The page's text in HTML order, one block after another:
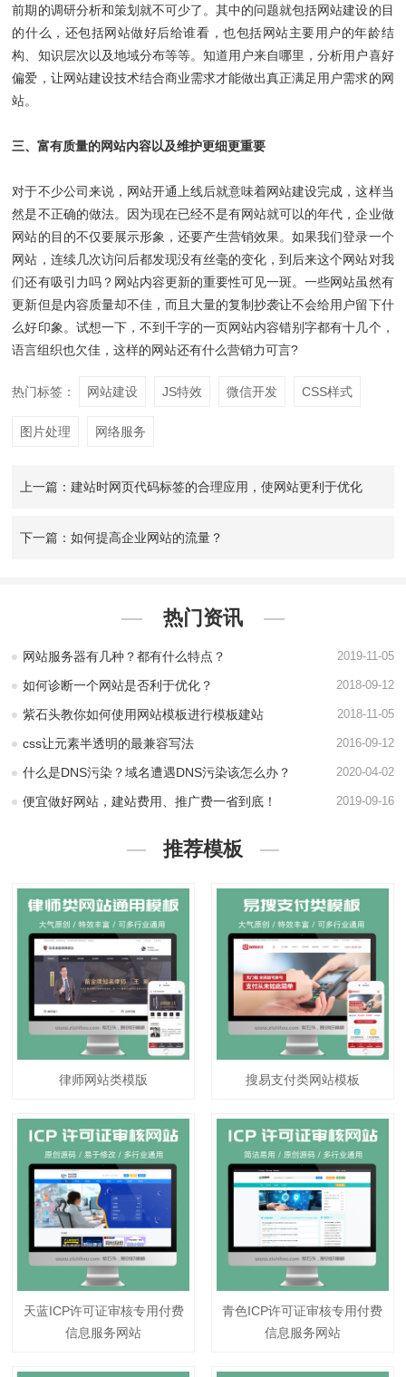
前期的调研分析和策划就不可少了。其中的问题就包括网站建设的目
的什么，还包括网站做好后给谁看，也包括网站主要用户的年龄结
构、知识层次以及地域分布等等。知道用户来自哪里，分析用户喜好
偏爱，让网站建设技术结合商业需求才能做出真正满足用户需求的网
站。
三、富有质量的网站内容以及维护更细更重要
对于不少公司来说，网站开通上线后就意味着网站建设完成，这样当
然是不正确的做法。因为现在已经不是有网站就可以的年代，企业做
网站的目的不仅要展示形象，还要产生营销效果。如果我们登录一个
网站，连续几次访问后都发现没有丝毫的变化，到后来这个网站对我
们还有吸引力吗？网站内容更新的重要性可见一斑。一些网站虽然有
更新但是内容质量却不佳，而且大量的复制抄袭让不会给用户留下什
么好印象。试想一下，不到千字的一页网站内容错别字都有十几个，
语言组织也欠佳，这样的网站还有什么营销力可言?
热门标签： 网站建设 JS特效 微信开发 CSS样式
图片处理 网络服务
上一篇：建站时网页代码标签的合理应用，使网站更利于优化
下一篇：如何提高企业网站的流量？
热门资讯
网站服务器有几种？都有什么特点？ 2019-11-05
如何诊断一个网站是否利于优化？ 2018-09-12
紫石头教你如何使用网站模板进行模板建站 2018-11-05
css让元素半透明的最兼容写法 2016-09-12
什么是DNS污染？域名遭遇DNS污染该怎么办？ 2020-04-02
便宜做好网站，建站费用、推广费一省到底！ 2019-09-16
推荐模板
律师网站类模版 搜易支付类网站模板
天蓝ICP许可证审核专用付费
信息服务网站
青色ICP许可证审核专用付费
信息服务网站